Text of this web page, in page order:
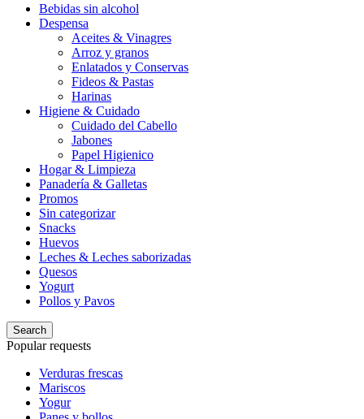
Bebidas sin alcohol
Despensa
Aceites & Vinagres
Arroz y granos
Enlatados y Conservas
Fideos & Pastas
Harinas
Higiene & Cuidado
Cuidado del Cabello
Jabones
Papel Higienico
Hogar & Limpieza
Panadería & Galletas
Promos
Sin categorizar
Snacks
Huevos
Leches & Leches saborizadas
Quesos
Yogurt
Pollos y Pavos
Search
Popular requests
Verduras frescas
Mariscos
Yogur